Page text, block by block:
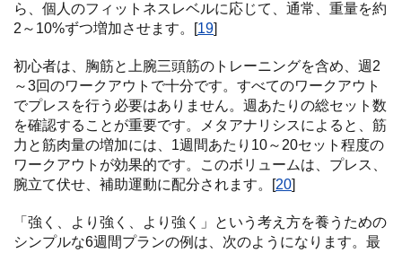
ら、個人のフィットネスレベルに応じて、通常、重量を約
2～10%ずつ増加させます。[19]
初心者は、胸筋と上腕三頭筋のトレーニングを含め、週2
～3回のワークアウトで十分です。すべてのワークアウト
でプレスを行う必要はありません。週あたりの総セット数
を確認することが重要です。メタアナリシスによると、筋
力と筋肉量の増加には、1週間あたり10～20セット程度の
ワークアウトが効果的です。このボリュームは、プレス、
腕立て伏せ、補助運動に配分されます。[20]
「強く、より強く、より強く」という考え方を養うための
シンプルな6週間プランの例は、次のようになります。最